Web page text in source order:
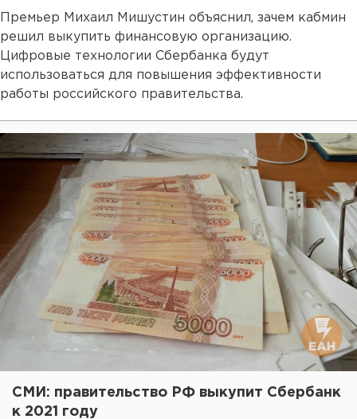
Премьер Михаил Мишустин объяснил, зачем кабмин
решил выкупить финансовую организацию.
Цифровые технологии Сбербанка будут
использоваться для повышения эффективности
работы российского правительства.
СМИ: правительство РФ выкупит Сбербанк
к 2021 году